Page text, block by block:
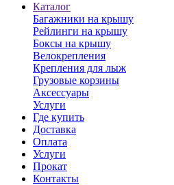
Каталог
Багажники на крышу
Рейлинги на крышу
Боксы на крышу
Велокрепления
Крепления для лыж
Грузовые корзины
Аксессуары
Услуги
Где купить
Доставка
Оплата
Услуги
Прокат
Контакты